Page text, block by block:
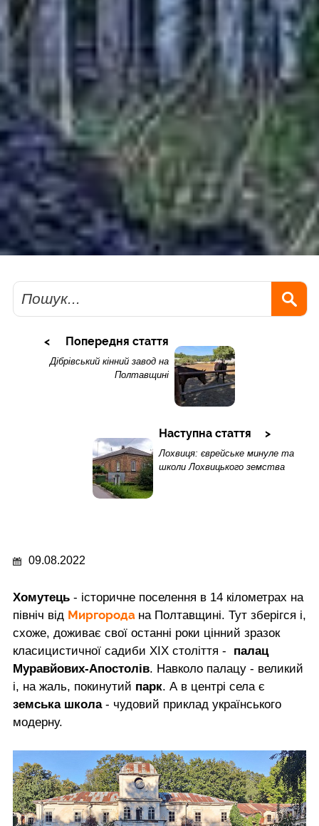
Пошук
Попередня стаття
Дібрівський кінний завод на
Полтавщині
Наступна стаття
Лохвиця: єврейське минуле та
школи Лохвицького земства
09.08.2022
Хомутець - історичне поселення в 14 кілометрах на
північ від Миргорода на Полтавщині. Тут зберігся і,
схоже, доживає свої останні роки цінний зразок
класицистичної садиби ХІХ століття - палац
Муравйових-Апостолів. Навколо палацу - великий
і, на жаль, покинутий парк. А в центрі села є
земська школа- чудовий приклад українського
модерну.